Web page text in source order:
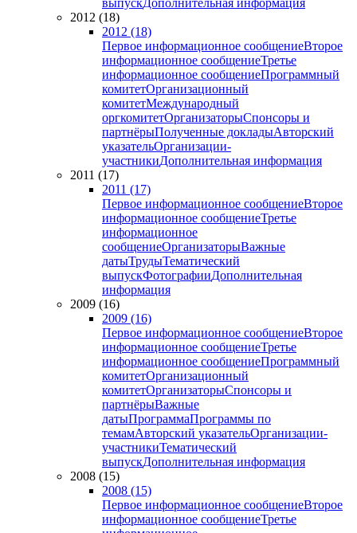
выпускДополнительная информация
2012 (18)
2012 (18)
Первое информационное сообщениеВторое
информационное сообщениеТретье
информационное сообщениеПрограммный
комитетОрганизационный
комитетМеждународный
оргкомитетОрганизаторыСпонсоры и
партнёрыПолученные докладыАвторский
указательОрганизации-
участникиДополнительная информация
2011 (17)
2011 (17)
Первое информационное сообщениеВторое
информационное сообщениеТретье
информационное
сообщениеОрганизаторыВажные
датыТрудыТематический
выпускФотографииДополнительная
информация
2009 (16)
2009 (16)
Первое информационное сообщениеВторое
информационное сообщениеТретье
информационное сообщениеПрограммный
комитетОрганизационный
комитетОрганизаторыСпонсоры и
партнёрыВажные
датыПрограммаПрограммы по
темамАвторский указательОрганизации-
участникиТематический
выпускДополнительная информация
2008 (15)
2008 (15)
Первое информационное сообщениеВторое
информационное сообщениеТретье